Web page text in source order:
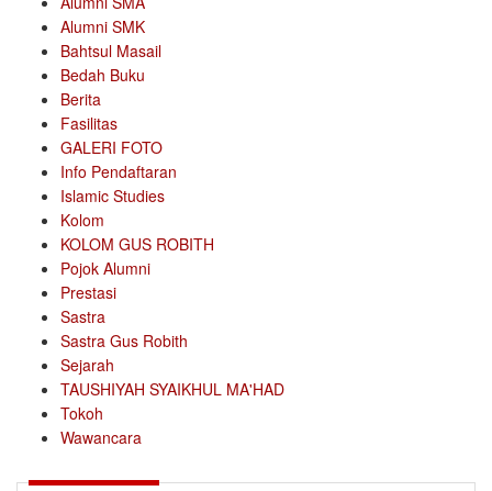
Alumni SMK
Bahtsul Masail
Bedah Buku
Berita
Fasilitas
GALERI FOTO
Info Pendaftaran
Islamic Studies
Kolom
KOLOM GUS ROBITH
Pojok Alumni
Prestasi
Sastra
Sastra Gus Robith
Sejarah
TAUSHIYAH SYAIKHUL MA'HAD
Tokoh
Wawancara